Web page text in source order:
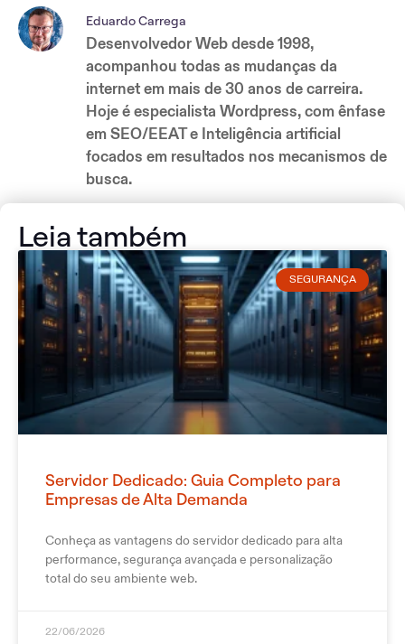
Eduardo Carrega
Desenvolvedor Web desde 1998,
acompanhou todas as mudanças da
internet em mais de 30 anos de carreira.
Hoje é especialista Wordpress, com ênfase
em SEO/EEAT e Inteligência artificial
focados em resultados nos mecanismos de
busca.
Leia também
SEGURANÇA
Servidor Dedicado: Guia Completo para
Empresas de Alta Demanda
Conheça as vantagens do servidor dedicado para alta
performance, segurança avançada e personalização
total do seu ambiente web.
22/06/2026